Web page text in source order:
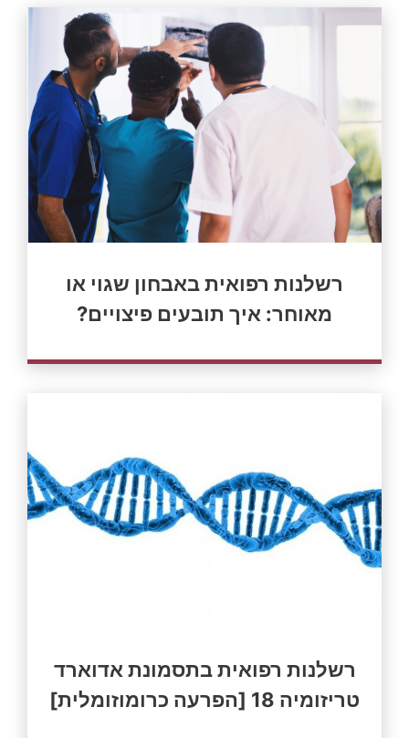
רשלנות רפואית באבחון שגוי או
מאוחר: איך תובעים פיצויים?
רשלנות רפואית בתסמונת אדוארד
טריזומיה 18 [הפרעה כרומוזומלית]